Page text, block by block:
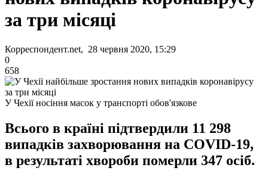
за три місяці
Корреспондент.net, 28 червня 2020, 15:29
0
658
У Чехії носіння масок у транспорті обов'язкове
Всього в країні підтвердили 11 298
випадків захворювання на COVID-19,
в результаті хвороби померли 347 осіб.